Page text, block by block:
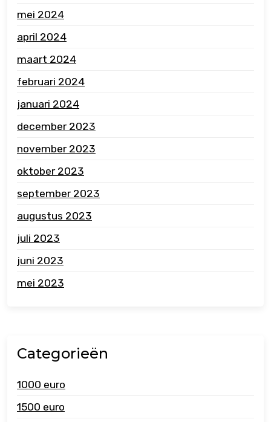
mei 2024
april 2024
maart 2024
februari 2024
januari 2024
december 2023
november 2023
oktober 2023
september 2023
augustus 2023
juli 2023
juni 2023
mei 2023
Categorieën
1000 euro
1500 euro